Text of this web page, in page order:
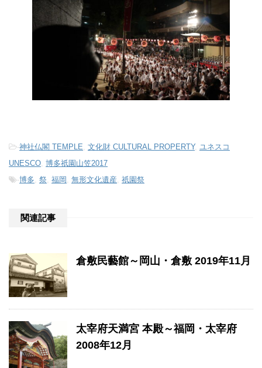
-神社仏閣 TEMPLE 文化財 CULTURAL PROPERTY, ユネスコ
UNESCO 博多祇園山笠2017
-博多 祭 福岡 無形文化遺産 祇園祭
関連記事
倉敷民藝館～岡山・倉敷 2019年11月
太宰府天満宮 本殿～福岡・太宰府
2008年12月